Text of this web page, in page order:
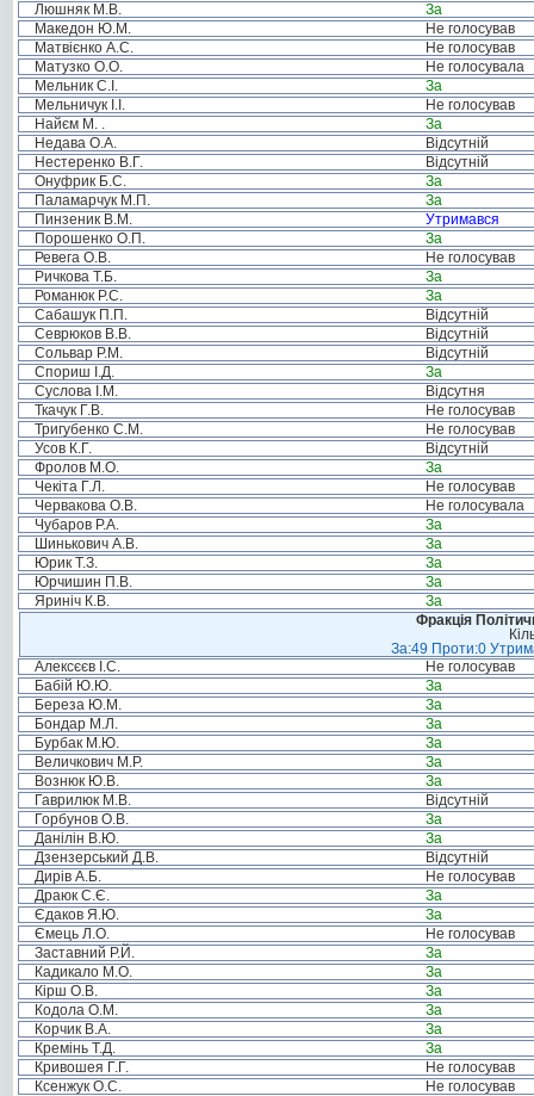
Люшняк М.В.
За
Македон Ю.М.
Не голосував
Матвієнко А.С.
Не голосував
Матузко О.О.
Не голосувала
Мельник С.І.
За
Мельничук І.І.
Не голосував
Найєм М. .
За
Недава О.А.
Відсутній
Нестеренко В.Г.
Відсутній
Онуфрик Б.С.
За
Паламарчук М.П.
За
Пинзеник В.М.
Утримався
Порошенко О.П.
За
Ревега О.В.
Не голосував
Ричкова Т.Б.
За
Романюк Р.С.
За
Сабашук П.П.
Відсутній
Севрюков В.В.
Відсутній
Сольвар Р.М.
Відсутній
Спориш І.Д.
За
Суслова І.М.
Відсутня
Ткачук Г.В.
Не голосував
Тригубенко С.М.
Не голосував
Усов К.Г.
Відсутній
Фролов М.О.
За
Чекіта Г.Л.
Не голосував
Червакова О.В.
Не голосувала
Чубаров Р.А.
За
Шинькович А.В.
За
Юрик Т.З.
За
Юрчишин П.В.
За
Яриніч К.В.
За
Фракція
За:49 Проти:0
Алексєєв І.С.
Не голосував
Бабій Ю.Ю.
За
Береза Ю.М.
За
Бондар М.Л.
За
Бурбак М.Ю.
За
Величкович М.Р.
За
Вознюк Ю.В.
За
Гаврилюк М.В.
Відсутній
Горбунов О.В.
За
Данілін В.Ю.
За
Дзензерський Д.В.
Відсутній
Дирів А.Б.
Не голосував
Драюк С.Є.
За
Єдаков Я.Ю.
За
Ємець Л.О.
Не голосував
Заставний Р.Й.
За
Кадикало М.О.
За
Кірш О.В.
За
Кодола О.М.
За
Корчик В.А.
За
Кремінь Т.Д.
За
Кривошея Г.Г.
Не голосував
Ксенжук О.С.
Не голосував